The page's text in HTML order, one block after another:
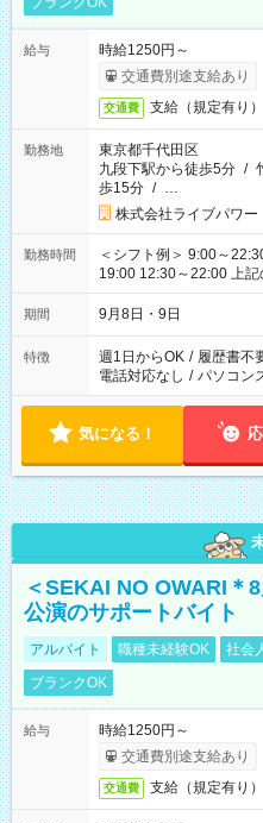
給与
時給1250円～
交通費別途支給あり
交通費 支給（規定有り）
勤務地
東京都千代田区
九段下駅から徒歩5分 /
歩15分 / …
株式会社ライブパワー
勤務時間
＜シフト例＞ 9:00～
19:00 12:30～22:00 上記の時間から好きな時間を選べます！ ※
時間は変更となる可能性
期間 9月8日・9日
特徴 週1日からOK / 履歴書不
電話対応なし / パソコン
気になる！
＜SEKAI NO OWARI＊
公演のサポートバイト
アルバイト 職種未経験OK 社会
ブランクOK
給与
時給1250円～
交通費別途支給あり
交通費 支給（規定有り）